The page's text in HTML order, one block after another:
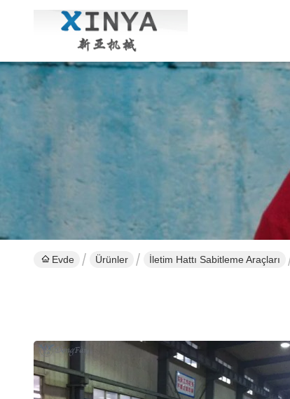
Evde Ürünler İletim Hattı Sabitleme Araçları